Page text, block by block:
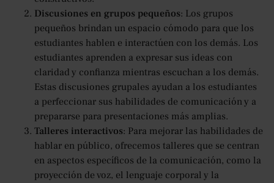
Discusiones en grupos pequeños: Los grupos
pequeños brindan un espacio cómodo para que los
estudiantes hablen e interactúen con los demás. Los
estudiantes aprenden a expresar sus ideas con
claridad y confianza mientras escuchan a los demás.
Estas discusiones grupales ayudan a los estudiantes
a perfeccionar sus habilidades de comunicación y a
prepararse para presentaciones más amplias.
Talleres interactivos: Para mejorar las habilidades de
hablar en público, ofrecemos talleres que se centran
en aspectos específicos de la comunicación, como la
proyección de voz, el lenguaje corporal y la